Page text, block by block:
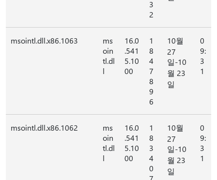
3
2
msointl.dll.x86.1063
ms
oin
tl.dl
l
16.0
.541
5.10
00
1
8
4
7
8
9
6
10월
27
일-10
월 23
일
0
9:
3
1
msointl.dll.x86.1062
ms
oin
tl.dl
l
16.0
.541
5.10
00
1
8
3
4
0
10월
27
일-10
월 23
일
0
9:
3
1